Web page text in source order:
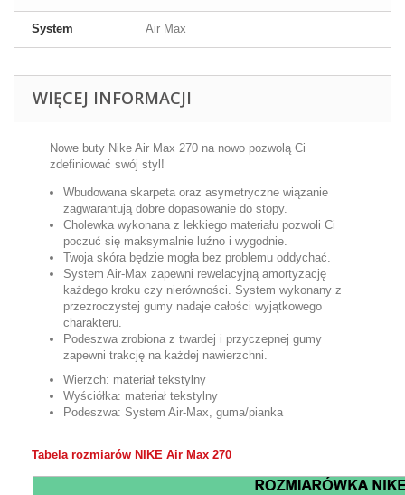
System Air Max
WIĘCEJ INFORMACJI
Nowe buty Nike Air Max 270 na nowo pozwolą Ci
zdefiniować swój styl!
Wbudowana skarpeta oraz asymetryczne wiązanie
zagwarantują dobre dopasowanie do stopy.
Cholewka wykonana z lekkiego materiału pozwoli Ci
poczuć się maksymalnie luźno i wygodnie.
Twoja skóra będzie mogła bez problemu oddychać.
System Air-Max zapewni rewelacyjną amortyzację
każdego kroku czy nierówności. System wykonany z
przezroczystej gumy nadaje całości wyjątkowego
charakteru.
Podeszwa zrobiona z twardej i przyczepnej gumy
zapewni trakcję na każdej nawierzchni.
Wierzch: materiał tekstylny
Wyściółka: materiał tekstylny
Podeszwa: System Air-Max, guma/pianka
Tabela rozmiarów NIKE Air Max 270